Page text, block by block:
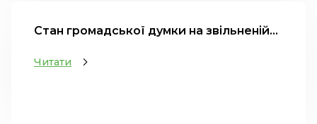
Стан громадської думки на звільненій...
Читати